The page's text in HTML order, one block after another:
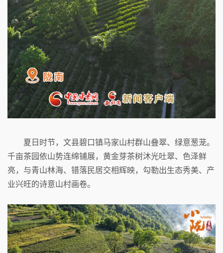
夏日时节，文县碧口镇马家山村群山叠翠、绿意葱茏。
千亩茶园依山势连绵铺展，黄金芽茶树沐光吐翠、色泽鲜
亮，与青山林海、错落民居交相辉映，勾勒出生态秀美、产
业兴旺的诗意山村画卷。